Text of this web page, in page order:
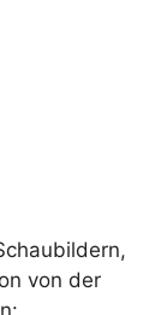
von der